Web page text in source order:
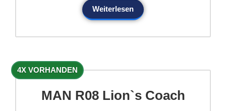
Weiterlesen
4X VORHANDEN
MAN R08 Lion`s Coach